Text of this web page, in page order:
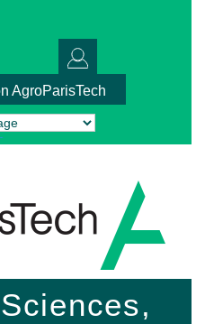
AgroParisTech
Translate